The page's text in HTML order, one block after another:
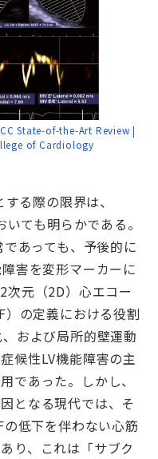
State-of-the-Art Review |
of Cardiology
る際の限界は、
ても明らかである。
あっても、予後的に
害を変形マーカーに
次元（2D）心エコー
の定義における役割
および局所的壁運動
候性LV機能障害の主
であった。しかし、
となる現代では、そ
低下を伴わない心筋
り、これは「サブク